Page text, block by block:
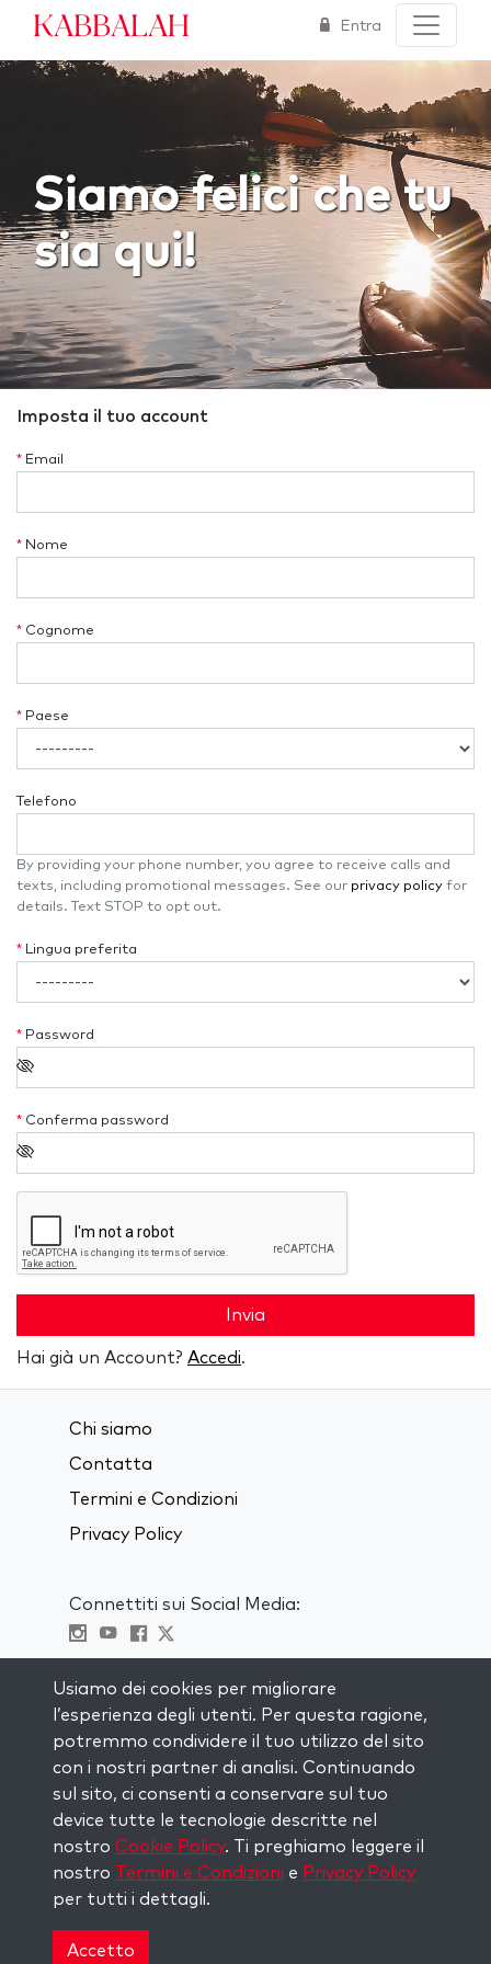
Kabbalah Entra
Siamo felici che tu
sia qui!
Imposta il tuo account
* Email
* Nome
* Cognome
* Paese
Telefono
By providing your phone number, you agree to receive calls and
texts, including promotional messages. See our privacy policy for
details. Text STOP to opt out.
* Lingua preferita
* Password
* Conferma password
Invia
Hai già un Account? Accedi.
Chi siamo
Contatta
Termini e Condizioni
Privacy Policy
Connettiti sui Social Media:
RIMANI AGGIORNATO
Iscriviti alla nostra mailing list e ricevi
ispirazione ogni settimana nella tua
casella di posta.
Iscriviti
reserved.
Usiamo dei cookies per migliorare
l’esperienza degli utenti. Per questa ragione,
potremmo condividere il tuo utilizzo del sito
con i nostri partner di analisi. Continuando
sul sito, ci consenti a conservare sul tuo
device tutte le tecnologie descritte nel
nostro Cookie Policy. Ti preghiamo leggere il
nostro Termini e Condizioni e Privacy Policy
per tutti i dettagli.
Accetto